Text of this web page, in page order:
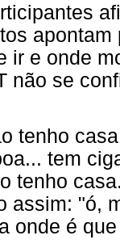
ir e onde
não se
tenho
tem
tenho
assim: "ó,
onde é